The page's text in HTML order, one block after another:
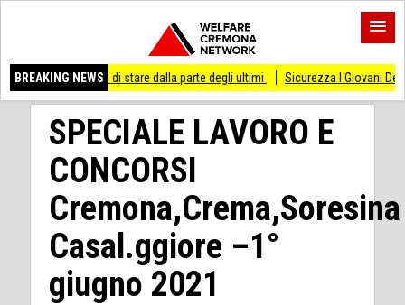
BREAKING NEWS
di stare dalla parte degli ultimi Sicurezza I Giovani Democratici
SPECIALE LAVORO E
CONCORSI
Cremona,Crema,Soresina
Casal.ggiore –1°
giugno 2021